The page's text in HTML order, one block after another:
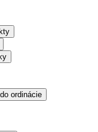
ordinácie